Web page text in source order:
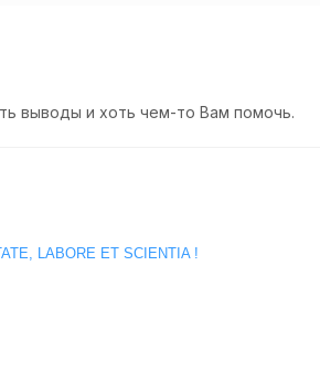
выводы и хоть чем-то Вам помочь.
LABORE ET SCIENTIA !